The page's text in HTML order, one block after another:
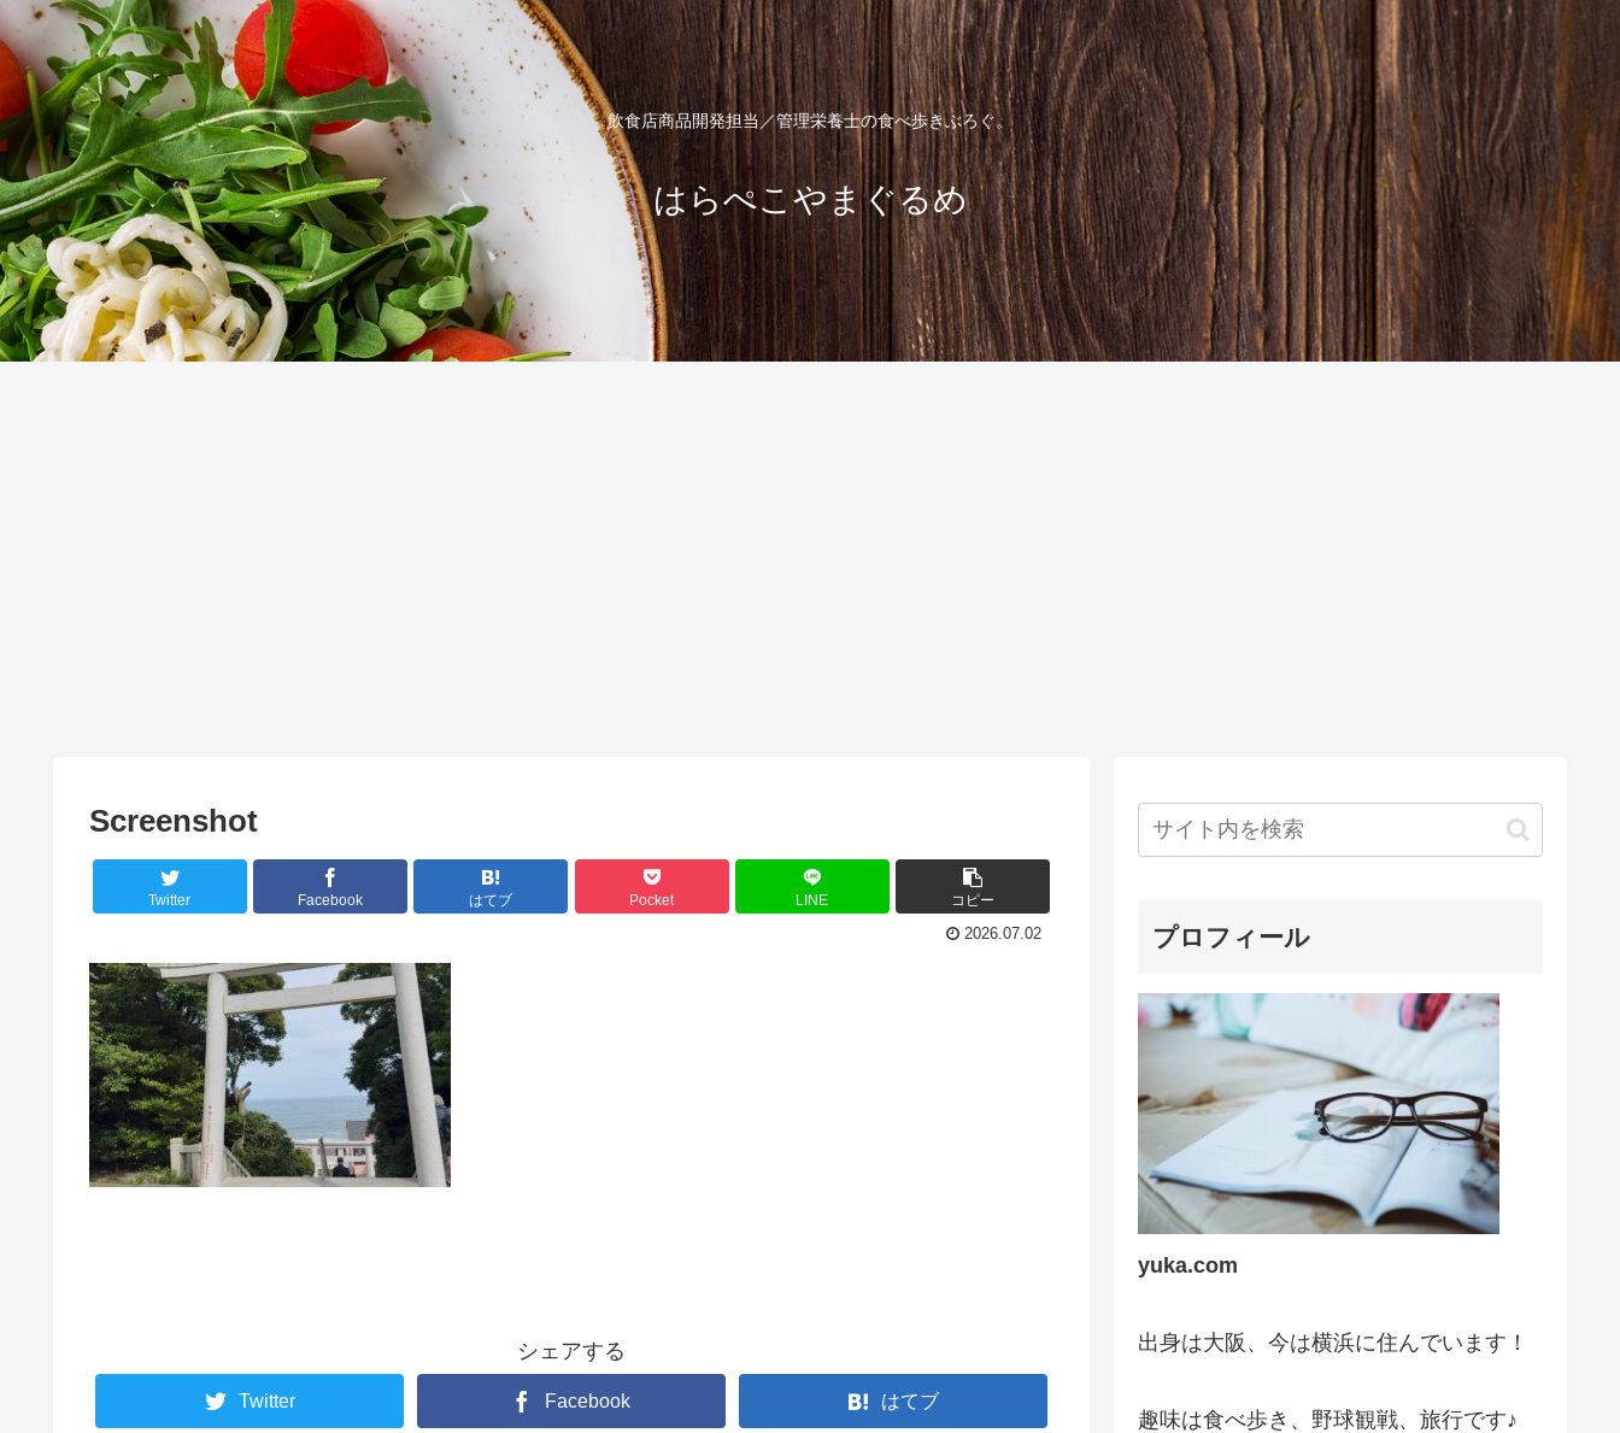
飲食店商品開発担当／管理栄養士の食べ歩きぶろぐ。
はらぺこやまぐるめ
Screenshot
Twitter Facebook はてブ Pocket LINE コピー
2026.07.02
シェアする
Twitter Facebook はてブ
プロフィール
yuka.com
出身は大阪、今は横浜に住んでいます！
趣味は食べ歩き、野球観戦、旅行です♪